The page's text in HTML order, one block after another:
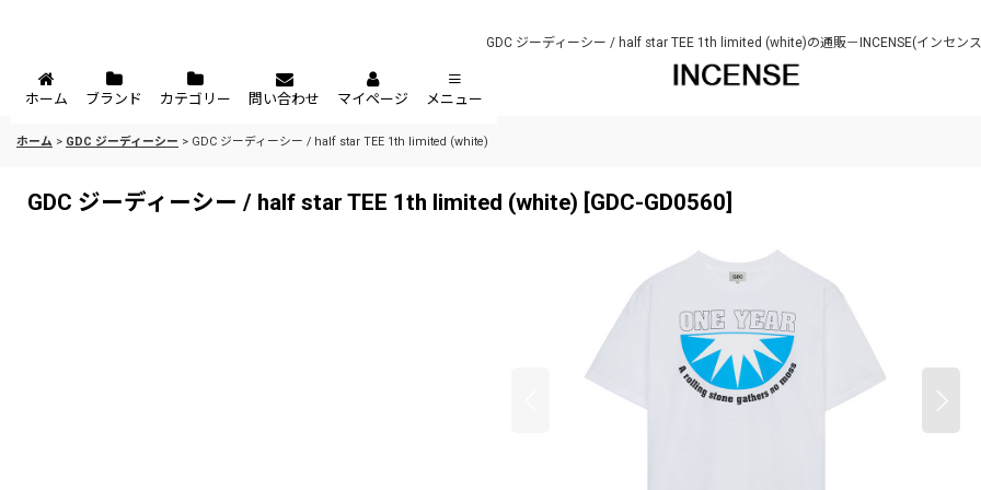
GDC ジーディーシー / half star TEE 1th limited (white)の通販－INCENSE(インセン
ホーム ブランド カテゴリー 問い合わせ マイページ メニュー
ホーム > GDC ジーディーシー > GDC ジーディーシー / half star TEE 1th limited (white)
GDC ジーディーシー / half star TEE 1th limited (white) [GDC-GD0560]